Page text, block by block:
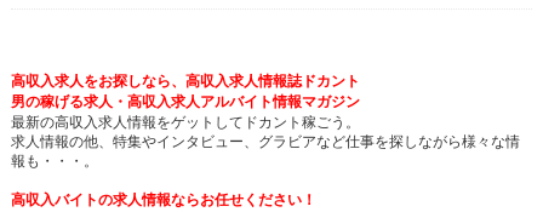
高収入求人をお探しなら、高収入求人情報誌ドカント
男の稼げる求人・高収入求人アルバイト情報マガジン
最新の高収入求人情報をゲットしてドカント稼ごう。
求人情報の他、特集やインタビュー、グラビアなど仕事を探しながら様々な情
報も・・・。
高収入バイトの求人情報ならお任せください！